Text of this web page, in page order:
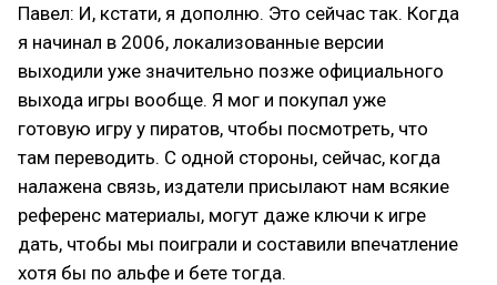
Павел: И, кстати, я дополню. Это сейчас так. Когда
я начинал в 2006, локализованные версии
выходили уже значительно позже официального
выхода игры вообще. Я мог и покупал уже
готовую игру у пиратов, чтобы посмотреть, что
там переводить. С одной стороны, сейчас, когда
налажена связь, издатели присылают нам всякие
референс материалы, могут даже ключи к игре
дать, чтобы мы поиграли и составили впечатление
хотя бы по альфе и бете тогда.